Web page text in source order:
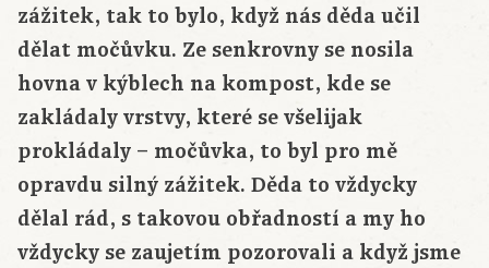
zážitek, tak to bylo, když nás děda učil
dělat močůvku. Ze senkrovny se nosila
hovna v kýblech na kompost, kde se
zakládaly vrstvy, které se všelijak
prokládaly – močůvka, to byl pro mě
opravdu silný zážitek. Děda to vždycky
dělal rád, s takovou obřadností a my ho
vždycky se zaujetím pozorovali a když jsme